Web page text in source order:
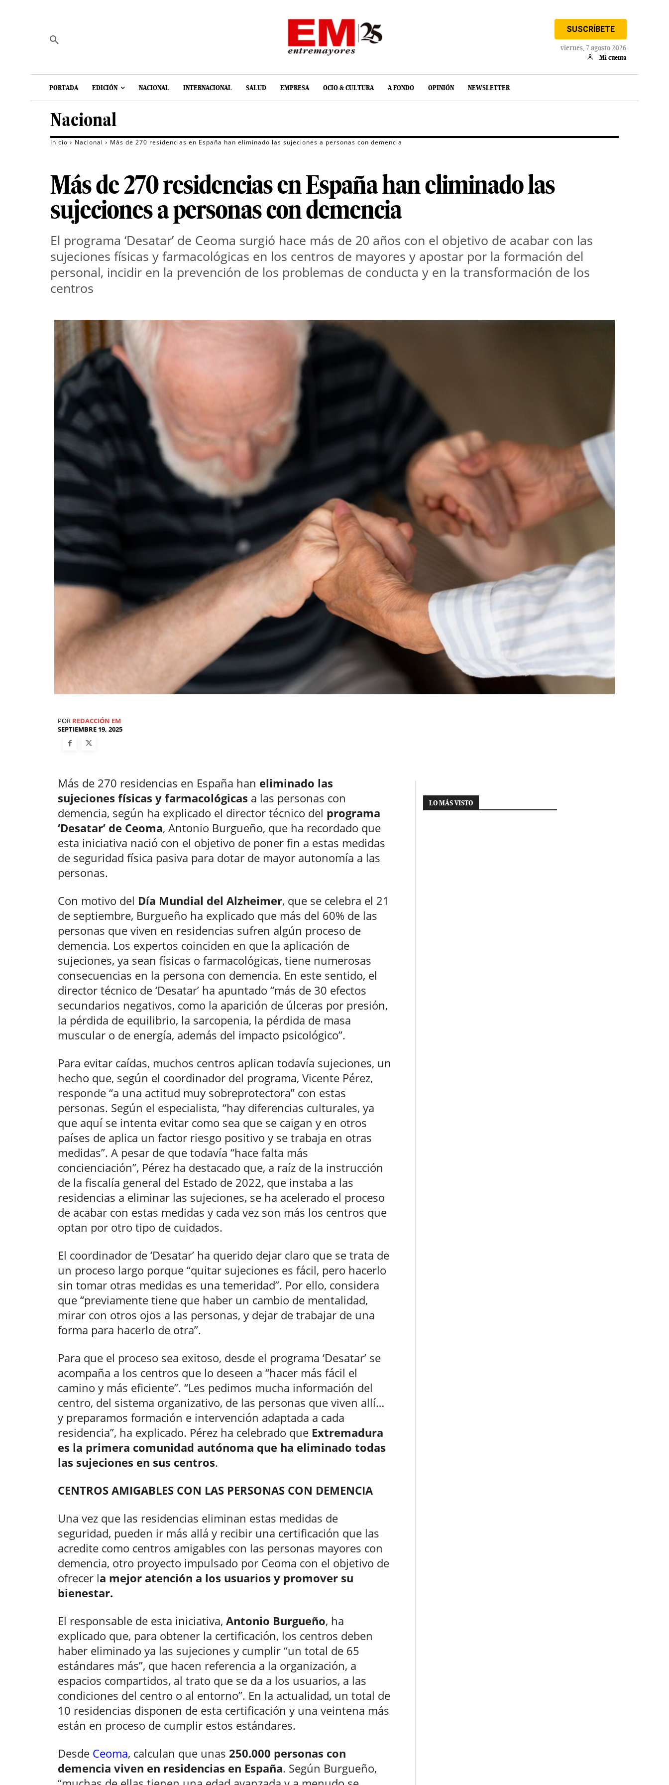
SUSCRÍBETE
viernes, 7 agosto 2026
Mi cuenta
PORTADA EDICIÓN NACIONAL INTERNACIONAL SALUD EMPRESA OCIO & CULTURA A FONDO OPINIÓN NEWSLETTER
Nacional
Inicio Nacional Más de 270 residencias en España han eliminado las sujeciones a personas con demencia
Más de 270 residencias en España han eliminado las
sujeciones a personas con demencia
El programa ‘Desatar’ de Ceoma surgió hace más de 20 años con el objetivo de acabar con las
sujeciones físicas y farmacológicas en los centros de mayores y apostar por la formación del
personal, incidir en la prevención de los problemas de conducta y en la transformación de los
centros
POR REDACCIÓN EM
SEPTIEMBRE 19, 2025
Más de 270 residencias en España han eliminado las
sujeciones físicas y farmacológicas a las personas con
demencia, según ha explicado el director técnico del programa
‘Desatar’ de Ceoma, Antonio Burgueño, que ha recordado que
esta iniciativa nació con el objetivo de poner fin a estas medidas
de seguridad física pasiva para dotar de mayor autonomía a las
personas.
Con motivo del Día Mundial del Alzheimer, que se celebra el 21
de septiembre, Burgueño ha explicado que más del 60% de las
personas que viven en residencias sufren algún proceso de
demencia. Los expertos coinciden en que la aplicación de
sujeciones, ya sean físicas o farmacológicas, tiene numerosas
consecuencias en la persona con demencia. En este sentido, el
director técnico de ‘Desatar’ ha apuntado “más de 30 efectos
secundarios negativos, como la aparición de úlceras por presión,
la pérdida de equilibrio, la sarcopenia, la pérdida de masa
muscular o de energía, además del impacto psicológico”.
Para evitar caídas, muchos centros aplican todavía sujeciones, un
hecho que, según el coordinador del programa, Vicente Pérez,
responde “a una actitud muy sobreprotectora” con estas
personas. Según el especialista, “hay diferencias culturales, ya
que aquí se intenta evitar como sea que se caigan y en otros
países de aplica un factor riesgo positivo y se trabaja en otras
medidas”. A pesar de que todavía “hace falta más
concienciación”, Pérez ha destacado que, a raíz de la instrucción
de la fiscalía general del Estado de 2022, que instaba a las
residencias a eliminar las sujeciones, se ha acelerado el proceso
de acabar con estas medidas y cada vez son más los centros que
optan por otro tipo de cuidados.
El coordinador de ‘Desatar’ ha querido dejar claro que se trata de
un proceso largo porque “quitar sujeciones es fácil, pero hacerlo
sin tomar otras medidas es una temeridad”. Por ello, considera
que “previamente tiene que haber un cambio de mentalidad,
mirar con otros ojos a las personas, y dejar de trabajar de una
forma para hacerlo de otra”.
Para que el proceso sea exitoso, desde el programa ‘Desatar’ se
acompaña a los centros que lo deseen a “hacer más fácil el
camino y más eficiente”. “Les pedimos mucha información del
centro, del sistema organizativo, de las personas que viven allí…
y preparamos formación e intervención adaptada a cada
residencia”, ha explicado. Pérez ha celebrado que Extremadura
es la primera comunidad autónoma que ha eliminado todas
las sujeciones en sus centros.
CENTROS AMIGABLES CON LAS PERSONAS CON DEMENCIA
Una vez que las residencias eliminan estas medidas de
seguridad, pueden ir más allá y recibir una certificación que las
acredite como centros amigables con las personas mayores con
demencia, otro proyecto impulsado por Ceoma con el objetivo de
ofrecer la mejor atención a los usuarios y promover su
bienestar.
El responsable de esta iniciativa, Antonio Burgueño, ha
explicado que, para obtener la certificación, los centros deben
haber eliminado ya las sujeciones y cumplir “un total de 65
estándares más”, que hacen referencia a la organización, a
espacios compartidos, al trato que se da a los usuarios, a las
condiciones del centro o al entorno”. En la actualidad, un total de
10 residencias disponen de esta certificación y una veintena más
están en proceso de cumplir estos estándares.
Desde Ceoma, calculan que unas 250.000 personas con
demencia viven en residencias en España. Según Burgueño,
LO MÁS VISTO